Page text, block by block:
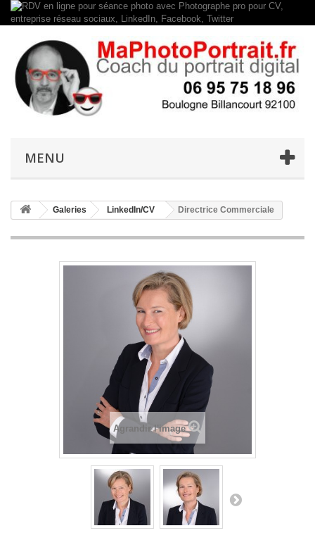
MENU
Galeries LinkedIn/CV Directrice Commerciale
Agrandir l'image